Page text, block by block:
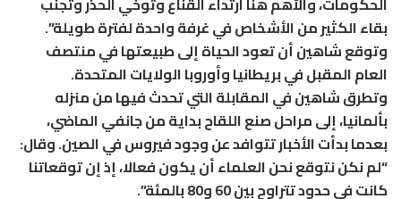
بقاء الكثير من الأشخاص في غرفة واحدة لفترة طويلة”.
وتوقع شاهين أن تعود الحياة إلى طبيعتها في منتصف
العام المقبل في بريطانيا وأوروبا الولايات المتحدة.
وتطرق شاهين في المقابلة التي تحدث فيها من منزله
بألمانيا، إلى مراحل صنع اللقاح بداية من جانفي الماضي،
بعدما بدأت الأخبار تتوافد عن وجود فيروس في الصين. وقال:
“لم نكن نتوقع نحن العلماء أن يكون فعالا، إذ إن توقعاتنا
كانت في حدود تتراوح بين 60 و80 بالمئة”.